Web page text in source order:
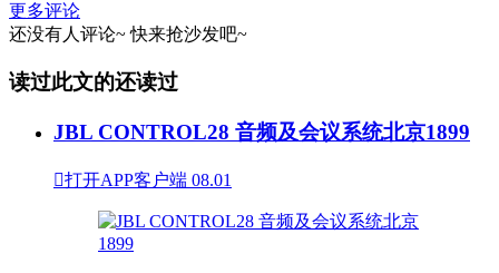
更多评论
还没有人评论~ 快来抢沙发吧~
读过此文的还读过
JBL CONTROL28 音频及会议系统北京1899
打开APP客户端 08.01